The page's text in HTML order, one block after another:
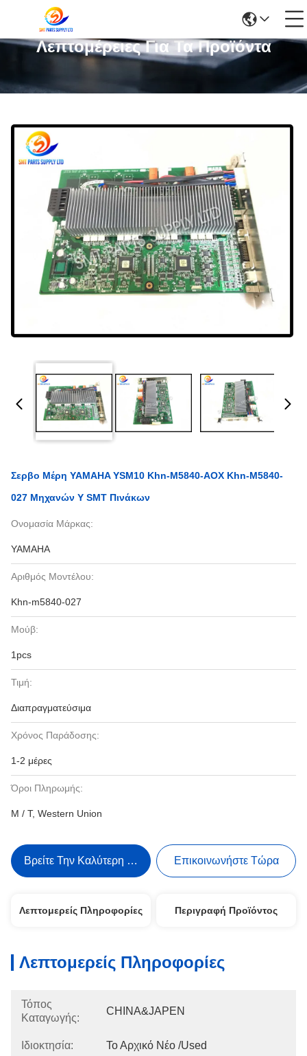
Λεπτομέρειες Για Τα Προϊόντα
Σερβο Μέρη YAMAHA YSM10 Khn-M5840-AOX Khn-M5840-
027 Μηχανών Y SMT Πινάκων
Ονομασία Μάρκας:
YAMAHA
Αριθμός Μοντέλου:
Khn-m5840-027
Μούβ:
1pcs
Τιμή:
Διαπραγματεύσιμα
Χρόνος Παράδοσης:
1-2 μέρες
Όροι Πληρωμής:
Μ / Τ, Western Union
Βρείτε Την Καλύτερη Τιμή Επικοινωνήστε Τώρα
Λεπτομερείς Πληροφορίες Περιγραφή Προϊόντος
Λεπτομερείς Πληροφορίες
Τόπος
Καταγωγής:
CHINA&JAPEN
Ιδιοκτησία: Το Αρχικό Νέο /used